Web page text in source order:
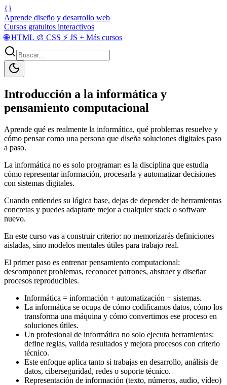
{}
Aprende diseño y desarrollo web
Cursos gratuitos interactivos
🌐HTML 🎨 CSS ⚡ JS + Más cursos
Introducción a la informática y
pensamiento computacional
Aprende qué es realmente la informática, qué problemas resuelve y
cómo pensar como una persona que diseña soluciones digitales paso
a paso.
La informática no es solo programar: es la disciplina que estudia
cómo representar información, procesarla y automatizar decisiones
con sistemas digitales.
Cuando entiendes su lógica base, dejas de depender de herramientas
concretas y puedes adaptarte mejor a cualquier stack o software
nuevo.
En este curso vas a construir criterio: no memorizarás definiciones
aisladas, sino modelos mentales útiles para trabajo real.
El primer paso es entrenar pensamiento computacional:
descomponer problemas, reconocer patrones, abstraer y diseñar
procesos reproducibles.
Informática = información + automatización + sistemas.
La informática se ocupa de cómo codificamos datos, cómo los
transforma una máquina y cómo convertimos ese proceso en
soluciones útiles.
Un profesional de informática no solo ejecuta herramientas:
define reglas, valida resultados y mejora procesos con criterio
técnico.
Este enfoque aplica tanto si trabajas en desarrollo, análisis de
datos, ciberseguridad, redes o soporte técnico.
Representación de información (texto, números, audio, vídeo)